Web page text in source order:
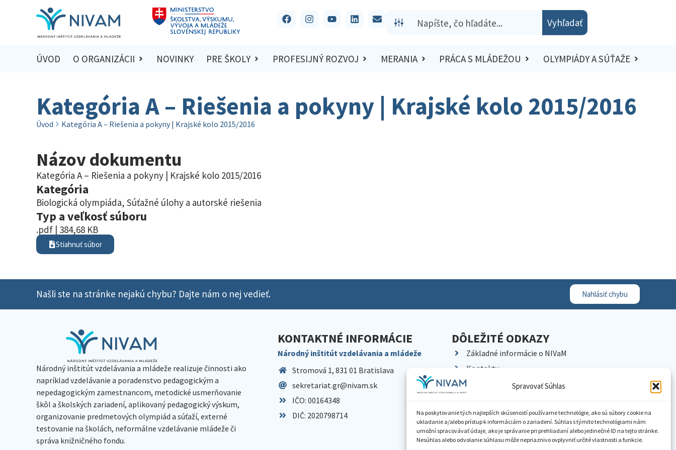
Spravovať Súhlas
Na poskytovanie tých najlepších skúseností používame technológie, ako sú súbory cookie na
ukladanie a/alebo prístup k informáciám o zariadení. Súhlas s týmito technológiami nám
umožní spracovávať údaje, ako je správanie pri prehliadaní alebo jedinečné ID na tejto stránke.
Nesúhlas alebo odvolanie súhlasu môže nepriaznivo ovplyvniť určité vlastnosti a funkcie.
Vyhľadať
ÚVOD O ORGANIZÁCII NOVINKY PRE ŠKOLY PROFESIJNÝ ROZVOJ MERANIA PRÁCA S MLÁDEŽOU OLYMPIÁDY A SÚŤAŽE
Kategória A – Riešenia a pokyny | Krajské kolo 2015/2016
Úvod Kategória A – Riešenia a pokyny | Krajské kolo 2015/2016
Názov dokumentu
Kategória A – Riešenia a pokyny | Krajské kolo 2015/2016
Kategória
Biologická olympiáda, Súťažné úlohy a autorské riešenia
Typ a veľkosť súboru
.pdf | 384,68 KB
Stiahnuť súbor
Našli ste na stránke nejakú chybu? Dajte nám o nej vedieť. Nahlásiť chybu
Národný inštitút vzdelávania a mládeže realizuje činnosti ako
napríklad vzdelávanie a poradenstvo pedagogickým a
nepedagogickým zamestnancom, metodické usmerňovanie
škôl a školských zariadení, aplikovaný pedagogický výskum,
organizovanie predmetových olympiád a súťaží, externé
testovanie na školách, neformálne vzdelávanie mládeže či
správa knižničného fondu.
KONTAKTNÉ INFORMÁCIE
Národný inštitút vzdelávania a mládeže
Stromová 1, 831 01 Bratislava
sekretariat.gr@nivam.sk
IČO: 00164348
DIČ: 2020798714
DÔLEŽITÉ ODKAZY
Základné informácie o NIVaM
Kontakty
Kariéra
Pracoviská NIVaM
Dokumenty inštitúcie
Knižnica